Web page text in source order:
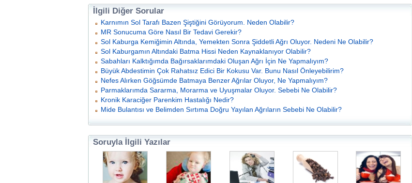
İlgili Diğer Sorular
Karnımın Sol Tarafı Bazen Şiştiğini Görüyorum. Neden Olabilir?
MR Sonucuma Göre Nasıl Bir Tedavi Gerekir?
Sol Kaburga Kemiğimin Altında, Yemekten Sonra Şiddetli Ağrı Oluyor. Nedeni Ne Olabilir?
Sol Kaburgamın Altındaki Batma Hissi Neden Kaynaklanıyor Olabilir?
Sabahları Kalktığımda Bağırsaklarımdaki Oluşan Ağrı İçin Ne Yapmalıyım?
Büyük Abdestimin Çok Rahatsız Edici Bir Kokusu Var. Bunu Nasıl Önleyebilirim?
Nefes Alırken Göğsümde Batmaya Benzer Ağrılar Oluyor, Ne Yapmalıyım?
Parmaklarımda Sararma, Morarma ve Uyuşmalar Oluyor. Sebebi Ne Olabilir?
Kronik Karaciğer Parenkim Hastalığı Nedir?
Mide Bulantısı ve Belimden Sırtıma Doğru Yayılan Ağrıların Sebebi Ne Olabilir?
Soruyla İlgili Yazılar